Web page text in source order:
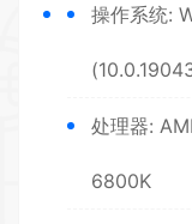
操作系统:
处理器:
6800K